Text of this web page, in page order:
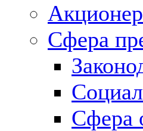
Сфера
Сфера